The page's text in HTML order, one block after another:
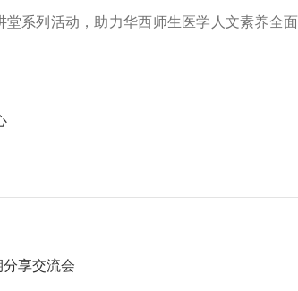
系列活动，助力华西师生医学人文素养全面
享交流会